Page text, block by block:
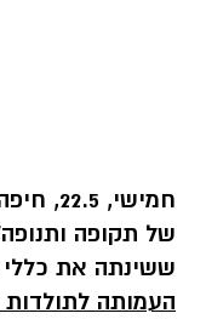
של תקופה
ששינתה את
העמותה לתולדות